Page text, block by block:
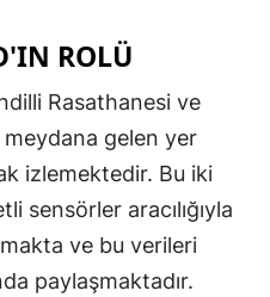
ROLÜ
Rasathanesi ve
meydana gelen yer
izlemektedir. Bu iki
sensörler aracılığıyla
ve bu verileri
paylaşmaktadır.